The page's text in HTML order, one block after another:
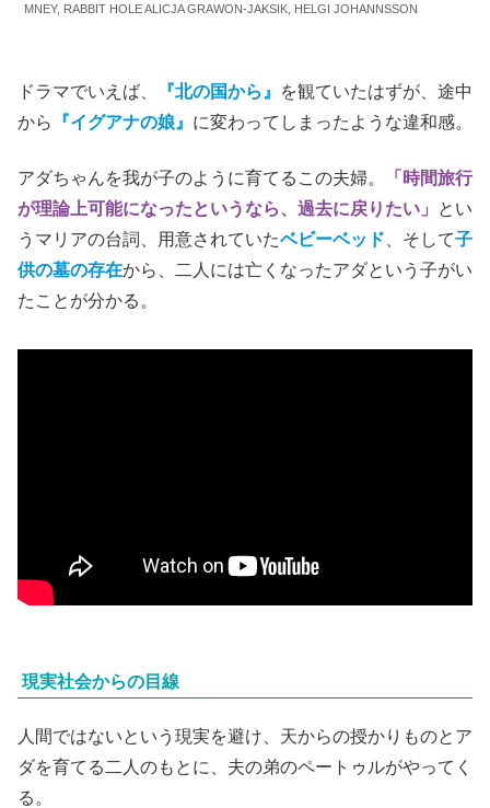
MNEY, RABBIT HOLE ALICJA GRAWON-JAKSIK, HELGI JOHANNSSON
ドラマでいえば、 『北の国から』
を観ていたはずが、途中
から
『イグアナの娘』 に変わってしまったような違和感。
アダちゃんを我が子のように育てるこの夫婦。
「時間旅行
が理論上可能になったというなら、過去に戻りたい」
とい
うマリアの台詞、用意されていたベビーベッド 、そして子
供の墓の存在から、二人には亡くなったアダという子がい
たことが分かる。
現実社会からの目線
人間ではないという現実を避け、天からの授かりものとア
ダを育てる二人のもとに、夫の弟のペートゥルがやってく
る。